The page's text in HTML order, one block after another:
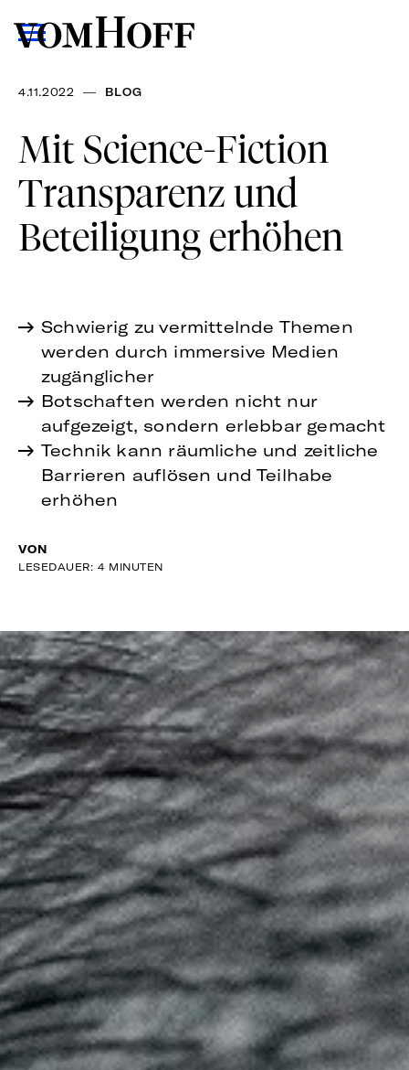
4.11.2022 — BLOG
Mit Science-Fiction
Transparenz und
Beteiligung erhöhen
Schwierig zu vermittelnde Themen
werden durch immersive Medien
zugänglicher
Botschaften werden nicht nur
aufgezeigt, sondern erlebbar gemacht
Technik kann räumliche und zeitliche
Barrieren auflösen und Teilhabe
erhöhen
VON
LESEDAUER: 4 MINUTEN